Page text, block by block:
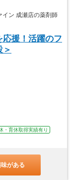
ン 成瀬店の薬剤師
応援！活躍のフ
＞
・育休取得実績有り
がある